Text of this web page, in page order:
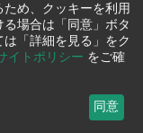
め、クッキーを利用
場合は「同意」ボタ
「詳細を見る」をク
イトポリシー をご確
同意